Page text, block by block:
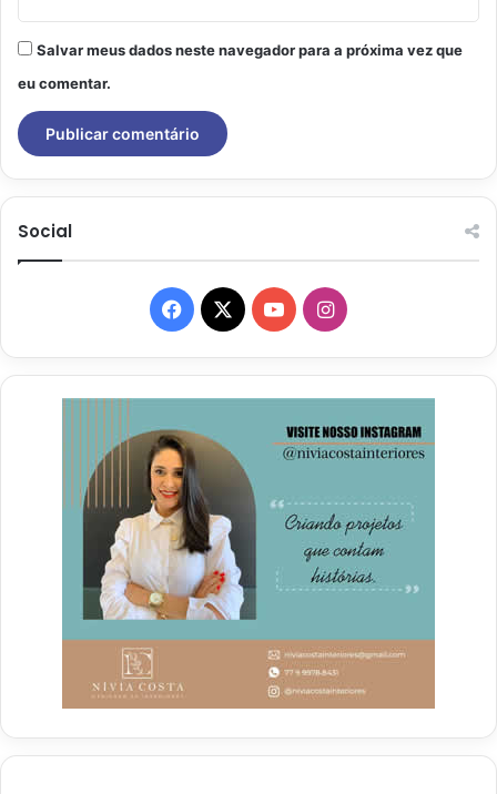
Salvar meus dados neste navegador para a próxima vez que
eu comentar.
Social
Facebook
X YouTubeInstagram